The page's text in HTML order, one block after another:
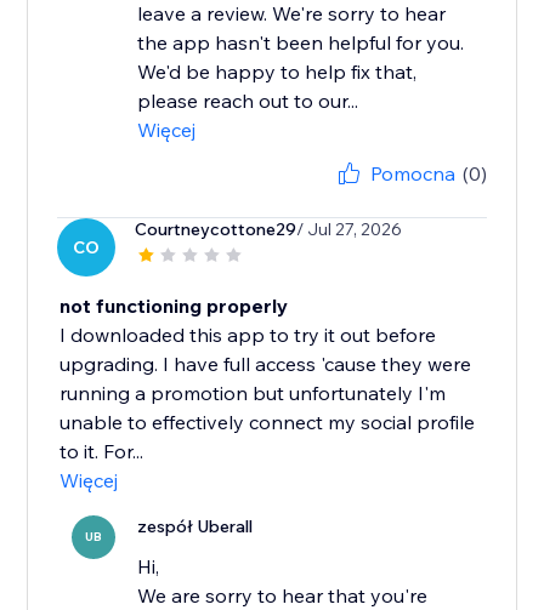
leave a review. We're sorry to hear
the app hasn't been helpful for you.
We'd be happy to help fix that,
please reach out to our...
Więcej
Pomocna (0)
CO
Courtneycottone29/ Jul 27, 2026
not functioning properly
I downloaded this app to try it out before
upgrading. I have full access 'cause they were
running a promotion but unfortunately I'm
unable to effectively connect my social profile
to it. For...
Więcej
UB zespół Uberall
Hi,
We are sorry to hear that you're